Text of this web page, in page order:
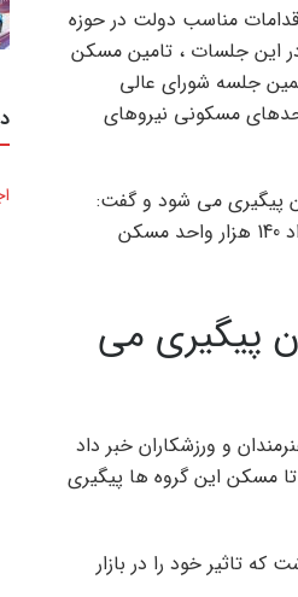
مناسب دولت در حوزه
این جلسات ، تامین مسکن
جلسه شورای عالی
واحدهای مسکونی نیروهای
پیگیری می شود و گفت:
پیگیری صنعت شهر با هدف مسکن کارگری در کشور آغاز شده و هم اکنون داریم. به تعداد 140 هزار واحد مسکن
پیگیری می
و ورزشکاران خبر داد
مسکن این گروه ها پیگیری
از مرز 2 میلیون و 400 هزار واحد گذشت که تاثیر خود را در بازار